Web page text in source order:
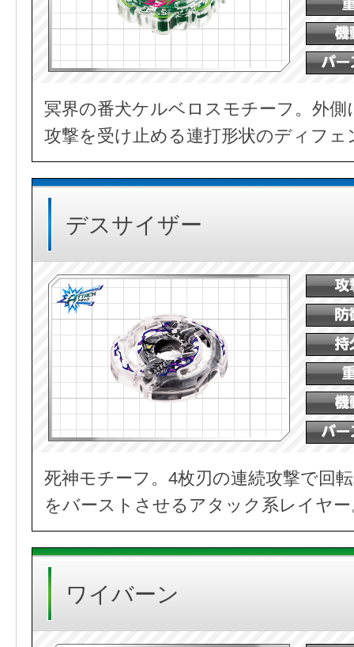
冥界の番犬ケルベロスモチーフ。外
攻撃を受け止める連打形状のディフ
デスサイザー
死神モチーフ。4枚刃の連続攻撃で回
をバーストさせるアタック系レイヤー
ワイバーン